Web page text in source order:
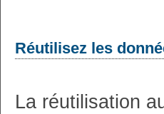
Réutilisez les
La réutilisation